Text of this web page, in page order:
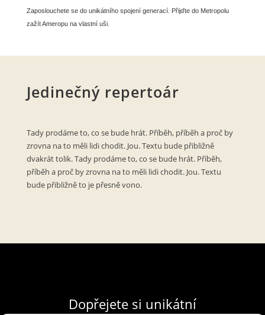
Zaposlouchete se do unikátního spojení generací. Přijďte do Metropolu
zažít Ameropu na vlastní uši.
Jedinečný repertoár
Tady prodáme to, co se bude hrát. Příběh, příběh a proč by
zrovna na to měli lidi chodit. Jou. Textu bude přibližně
dvakrát tolik. Tady prodáme to, co se bude hrát. Příběh,
příběh a proč by zrovna na to měli lidi chodit. Jou. Textu
bude přibližně to je přesně vono.
Dopřejete si unikátní